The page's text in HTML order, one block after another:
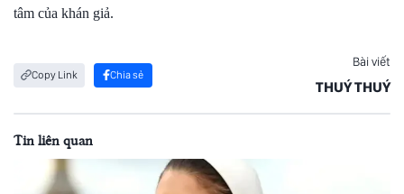
tâm của khán giả.
Copy Link Chia sẻ
Bài viết
THUÝ THUÝ
Tin liên quan